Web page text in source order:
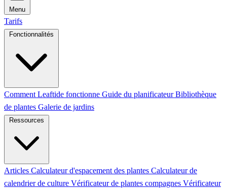
Menu
Tarifs
Fonctionnalités
Comment Leaftide fonctionne Guide du planificateurBibliothèque
de plantes Galerie de jardins
Ressources
Articles Calculateur d'espacement des plantes Calculateur de
calendrier de culture Vérificateur de plantes compagnes Vérificateur